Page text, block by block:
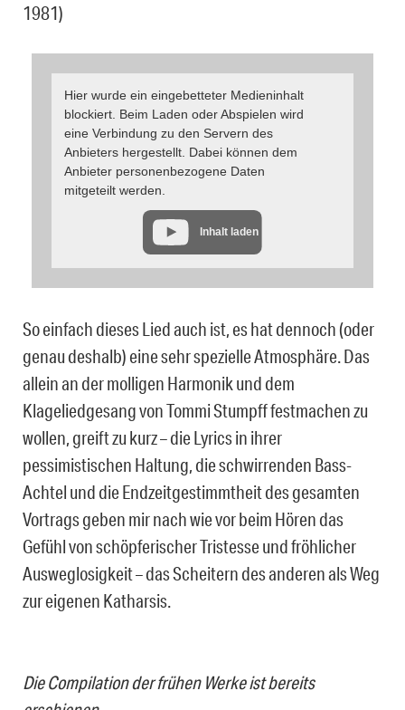
1981)
Hier wurde ein eingebetteter Medieninhalt
blockiert. Beim Laden oder Abspielen wird
eine Verbindung zu den Servern des
Anbieters hergestellt. Dabei können dem
Anbieter personenbezogene Daten
mitgeteilt werden.
Inhalt laden
So einfach dieses Lied auch ist, es hat dennoch (oder
genau deshalb) eine sehr spezielle Atmosphäre. Das
allein an der molligen Harmonik und dem
Klageliedgesang von Tommi Stumpff festmachen zu
wollen, greift zu kurz – die Lyrics in ihrer
pessimistischen Haltung, die schwirrenden Bass-
Achtel und die Endzeitgestimmtheit des gesamten
Vortrags geben mir nach wie vor beim Hören das
Gefühl von schöpferischer Tristesse und fröhlicher
Ausweglosigkeit – das Scheitern des anderen als Weg
zur eigenen Katharsis.
Die Compilation der frühen Werke ist bereits